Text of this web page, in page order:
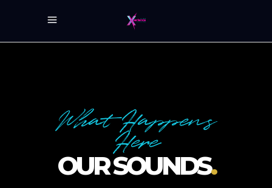
What Happens
Here
OUR SOUNDS.